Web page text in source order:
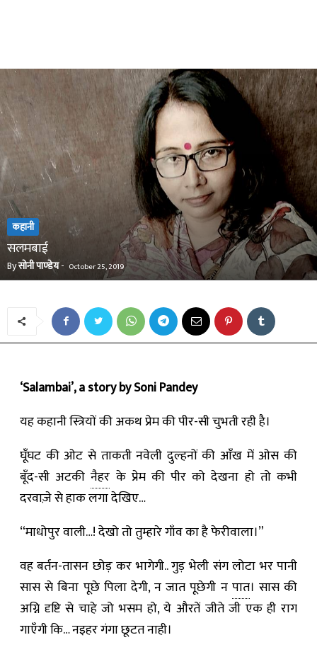
कहानी
सलमबाई
Byसोनी पाण्डेय- October 25, 2019
‘Salambai’, a story by Soni Pandey
यह कहानी स्त्रियों की अकथ प्रेम की पीर-सी चुभती रही है।
घूँघट की ओट से ताकती नवेली दुल्हनों की आँख में ओस की
बूँद-सी अटकीनैहर के प्रेम की पीर को देखना हो तो कभी
दरवाज़े से हाक लगा देखिए…
“माधोपुर वाली…! देखो तो तुम्हारे गाँव का है फेरीवाला।”
वह बर्तन-तासन छोड़ कर भागेगी.. गुड़ भेली संग लोटा भर पानी
सास से बिना पूछे पिला देगी, न जात पूछेगी न पात। सास की
अग्नि दृष्टि से चाहे जो भसम हो, ये औरतें जीते जी एक ही राग
गाएँगी कि… नइहर गंगा छूटत नाही।